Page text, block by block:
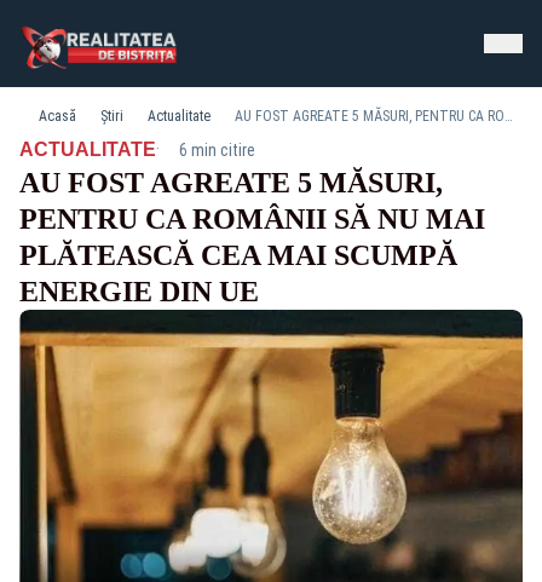
Acasă Știri Actualitate AU FOST AGREATE 5 MĂSURI, PENTRU CA ROMÂNII SĂ NU MAI PLĂTEASCĂ CEA MAI SCUMPĂ ENERGIE DIN UE
ACTUALITATE· 6 min citire
AU FOST AGREATE 5 MĂSURI,
PENTRU CA ROMÂNII SĂ NU MAI
PLĂTEASCĂ CEA MAI SCUMPĂ
ENERGIE DIN UE